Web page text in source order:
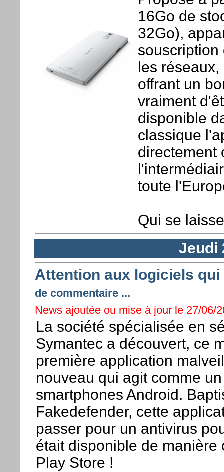
16Go de
32Go),
souscription
les
offrant un
vraiment
disponible
classique
directement
toute
Qui se
Jeudi
Attention aux logiciels
de commentaire ...
News ajoutée ou mise à jour le 27/06/
La société spécialisée en
Symantec a découvert, ce
première application
nouveau qui agit comme
smartphones Android.
Fakedefender, cette
passer pour un antivirus
était disponible de manière
Play Store !